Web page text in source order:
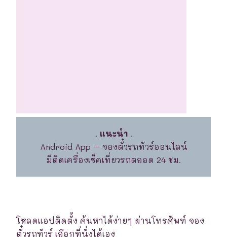
. แนะนำ.
Android App – จองตั๋วรถทัวร์ออนไลน์
มีติดเครื่องเช็คเที่ยวรถตลอด 24 ชม.
โหลดแอปติดตั้ง ค้นหาได้ง่ายๆ ผ่านโทรศัพท์ จอง
ตั๋วรถทัวร์ เลือกที่นั่งได้เอง